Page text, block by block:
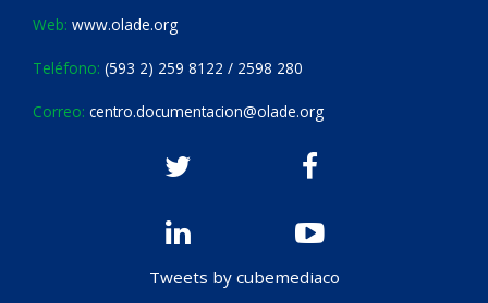
Web: www.olade.org
Teléfono: (593 2) 259 8122 / 2598 280
Correo: centro.documentacion@olade.org
Tweets by cubemediaco